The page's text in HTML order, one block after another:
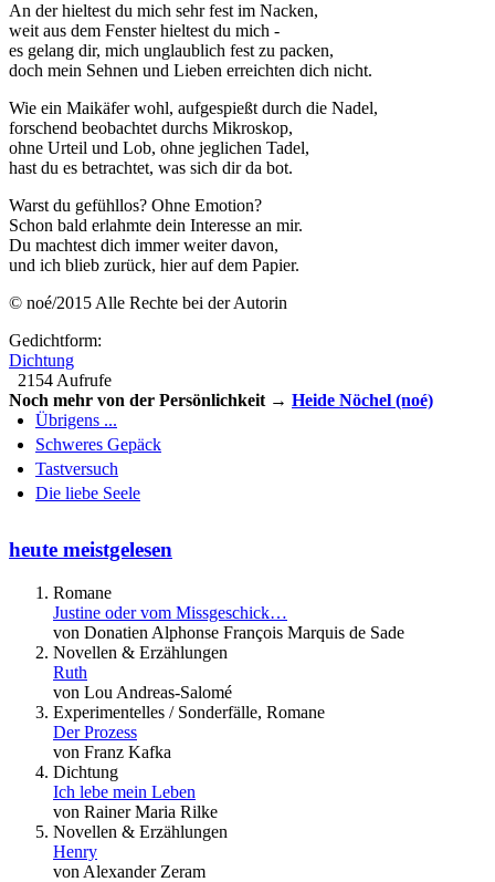
An der hieltest du mich sehr fest im Nacken,
weit aus dem Fenster hieltest du mich -
es gelang dir, mich unglaublich fest zu packen,
doch mein Sehnen und Lieben erreichten dich nicht.
Wie ein Maikäfer wohl, aufgespießt durch die Nadel,
forschend beobachtet durchs Mikroskop,
ohne Urteil und Lob, ohne jeglichen Tadel,
hast du es betrachtet, was sich dir da bot.
Warst du gefühllos? Ohne Emotion?
Schon bald erlahmte dein Interesse an mir.
Du machtest dich immer weiter davon,
und ich blieb zurück, hier auf dem Papier.
© noé/2015 Alle Rechte bei der Autorin
Gedichtform:
Dichtung
2154 Aufrufe
Noch mehr von der Persönlichkeit → Heide Nöchel (noé)
Übrigens ...
Schweres Gepäck
Tastversuch
Die liebe Seele
heute meistgelesen
Romane
Justine oder vom Missgeschick…
von Donatien Alphonse François Marquis de Sade
Novellen & Erzählungen
Ruth
von Lou Andreas-Salomé
Experimentelles / Sonderfälle, Romane
Der Prozess
von Franz Kafka
Dichtung
Ich lebe mein Leben
von Rainer Maria Rilke
Novellen & Erzählungen
Henry
von Alexander Zeram